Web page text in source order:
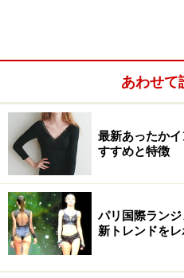
特にバストを支えるワイヤ
女性にとって大きな問題なの
きれいなバストラインは、
重要なことですから、オシ
トにストレスを感じながら
りません。一方で、カップ
付けのない、リラックスで
あわせて
最新あったか
すすめと特徴
パリ国際ラン
新トレンドをレ